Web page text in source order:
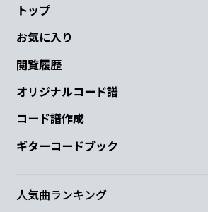
トップ
お気に入り
閲覧履歴
オリジナルコード譜
コード譜作成
ギターコードブック
人気曲ランキング